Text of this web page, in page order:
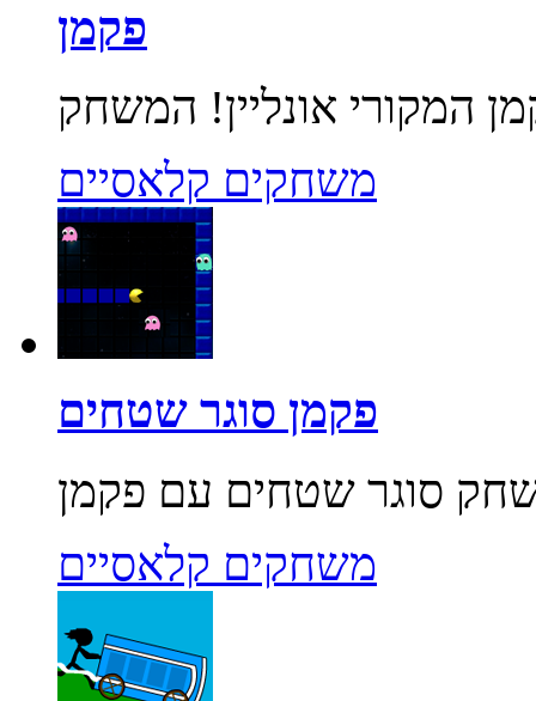
פקמן
משחקים קלאסיים
פקמן סוגר שטחים
משחקים קלאסיים